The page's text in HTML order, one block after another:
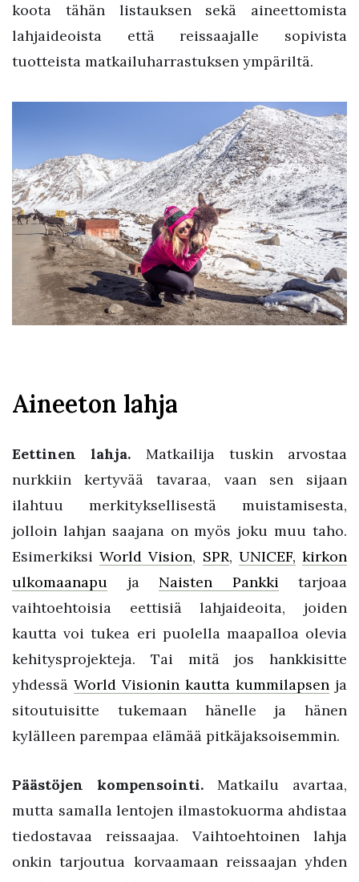
koota tähän listauksen sekä aineettomista
lahjaideoista että reissaajalle sopivista
tuotteista matkailuharrastuksen ympäriltä.
Aineeton lahja
Eettinen lahja. Matkailija tuskin arvostaa
nurkkiin kertyvää tavaraa, vaan sen sijaan
ilahtuu merkityksellisestä muistamisesta,
jolloin lahjan saajana on myös joku muu taho.
EsimerkiksiWorld Vision, SPR, UNICEF, kirkon
ulkomaanapu ja Naisten Pankki tarjoaa
vaihtoehtoisia eettisiä lahjaideoita, joiden
kautta voi tukea eri puolella maapalloa olevia
kehitysprojekteja. Tai mitä jos hankkisitte
yhdessä World Visionin kautta kummilapsen ja
sitoutuisitte tukemaan hänelle ja hänen
kylälleen parempaa elämää pitkäjaksoisemmin.
Päästöjen kompensointi. Matkailu avartaa,
mutta samalla lentojen ilmastokuorma ahdistaa
tiedostavaa reissaajaa. Vaihtoehtoinen lahja
onkin tarjoutua korvaamaan reissaajan yhden